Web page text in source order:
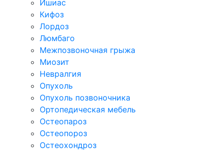
Ишиас
Кифоз
Лордоз
Люмбаго
Межпозвоночная грыжа
Миозит
Невралгия
Опухоль
Опухоль позвоночника
Ортопедическая мебель
Остеопароз
Остеопороз
Остеохондроз